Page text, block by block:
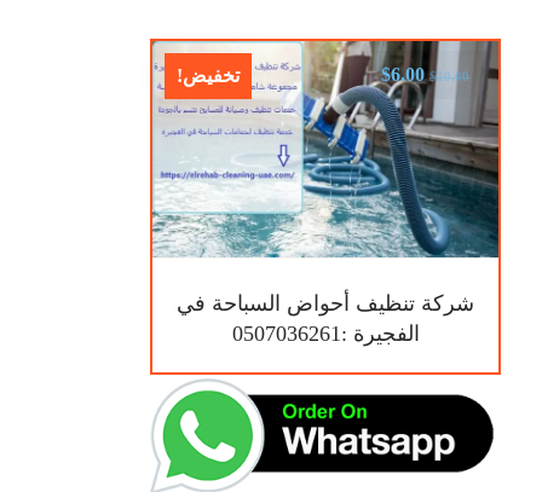
تخفيض!
شركة تنظيف أحواض السباحة في
الفجيرة :0507036261
$10.00
$6.00